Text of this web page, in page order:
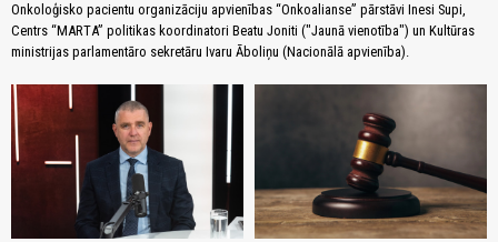
Onkoloģisko pacientu organizāciju apvienības “Onkoalianse” pārstāvi Inesi Supi,
Centrs “MARTA” politikas koordinatori Beatu Joniti ("Jaunā vienotība") un Kultūras
ministrijas parlamentāro sekretāru Ivaru Āboliņu (Nacionālā apvienība).